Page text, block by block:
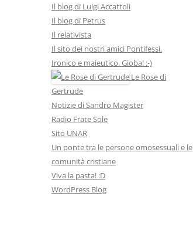
Il blog di Luigi Accattoli
Il blog di Petrus
Il relativista
Il sito dei nostri amici Pontifessi.
Ironico e maieutico. Gioba! :-)
Le Rose di
Gertrude
Notizie di Sandro Magister
Radio Frate Sole
Sito UNAR
Un ponte tra le persone omosessuali e le
comunità cristiane
Viva la pasta! :D
WordPress Blog